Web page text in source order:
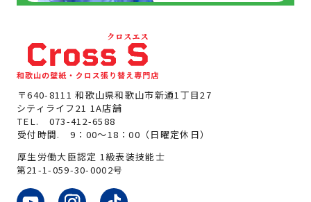
〒640-8111 和歌山県和歌山市新通1丁目27
シティライフ21 1A店舗
TEL. 073-412-6588
受付時間. 9：00～18：00（日曜定休日）
厚生労働大臣認定 1級表装技能士
第21-1-059-30-0002号